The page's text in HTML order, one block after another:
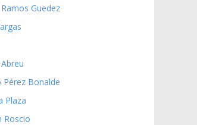
Guedez
Pérez Bonalde
Plaza
Roscio